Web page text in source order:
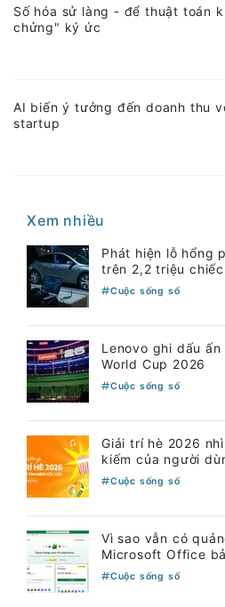
Số hóa sử làng - để thuật toán
chửng" ký ức
AI biến ý tưởng đến doanh thu
startup
Xem nhiều
Phát hiện lỗ hổng
trên 2,2 triệu
Cuộc sống số
Lenovo ghi dấu
World Cup 2026
Cuộc sống số
Giải trí hè 2026
kiếm của người
Cuộc sống số
Vì sao vẫn có
Microsoft Office
Cuộc sống số